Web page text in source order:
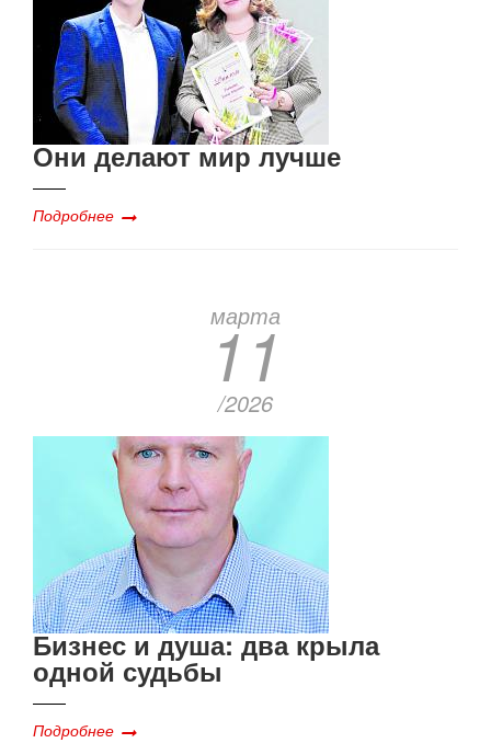
Они делают мир лучше
Подробнее
марта
11
/2026
Бизнес и душа: два крыла
одной судьбы
Подробнее